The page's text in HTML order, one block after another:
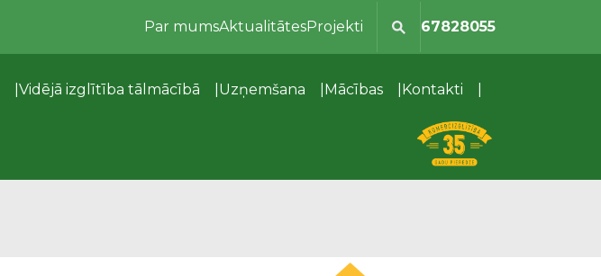
Par mumsAktualitātesProjekti 67828055
Vidējā izglītība tālmācībā Uzņemšana Mācības Kontakti